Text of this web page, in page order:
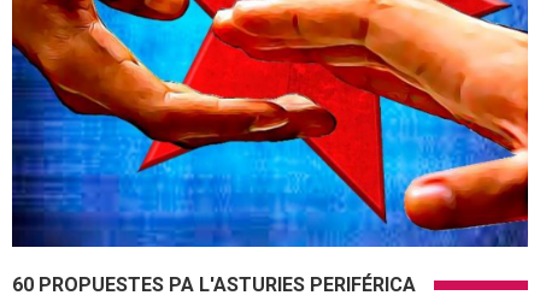
60 PROPUESTES PA L'ASTURIES PERIFÉRICA